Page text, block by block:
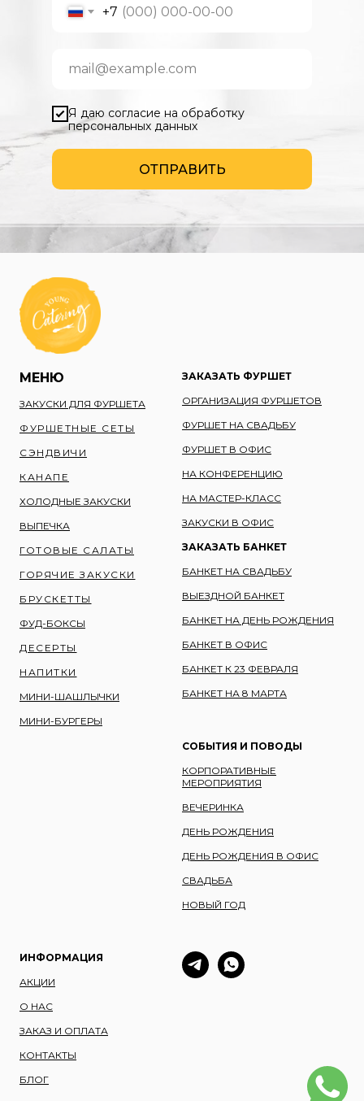
+7
Я даю согласие на обработку
персональных данных
ОТПРАВИТЬ
МЕНЮ
ЗАКУСКИ ДЛЯ ФУРШЕТА
ФУРШЕТНЫЕ СЕТЫ
СЭНДВИЧИ
КАНАПЕ
ХОЛОДНЫЕ ЗАКУСКИ
ВЫПЕЧКА
ГОТОВЫЕ САЛАТЫ
ГОРЯЧИЕ ЗАКУСКИ
БРУСКЕТТЫ
ФУД-БОКСЫ
ДЕСЕРТЫ
НАПИТКИ
МИНИ-ШАШЛЫЧКИ
МИНИ-БУРГЕРЫ
ЗАКАЗАТЬ ФУРШЕТ
ОРГАНИЗАЦИЯ ФУРШЕТОВ
ФУРШЕТ НА СВАДЬБУ
ФУРШЕТ В ОФИС
НА КОНФЕРЕНЦИЮ
НА МАСТЕР-КЛАСС
ЗАКУСКИ В ОФИС
ЗАКАЗАТЬ БАНКЕТ
БАНКЕТ НА СВАДЬБУ
ВЫЕЗДНОЙ БАНКЕТ
БАНКЕТ НА ДЕНЬ РОЖДЕНИЯ
БАНКЕТ В ОФИС
БАНКЕТ К 23 ФЕВРАЛЯ
БАНКЕТ НА 8 МАРТА
СОБЫТИЯ И ПОВОДЫ
КОРПОРАТИВНЫЕ
МЕРОПРИЯТИЯ
ВЕЧЕРИНКА
ДЕНЬ РОЖДЕНИЯ
ДЕНЬ РОЖДЕНИЯ В ОФИС
СВАДЬБА
НОВЫЙ ГОД
ИНФОРМАЦИЯ
АКЦИИ
О НАС
ЗАКАЗ И ОПЛАТА
КОНТАКТЫ
БЛОГ